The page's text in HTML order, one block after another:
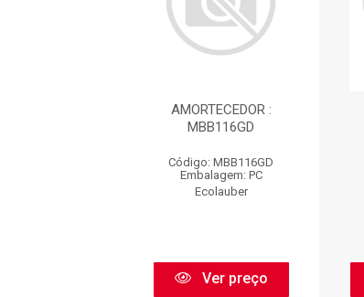
AMORTECEDOR :
MBB116GD
Código: MBB116GD
Embalagem: PC
Ecolauber
Ver preço